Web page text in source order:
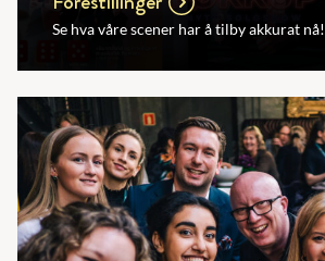
Se hva våre scener har å tilby akkurat nå!